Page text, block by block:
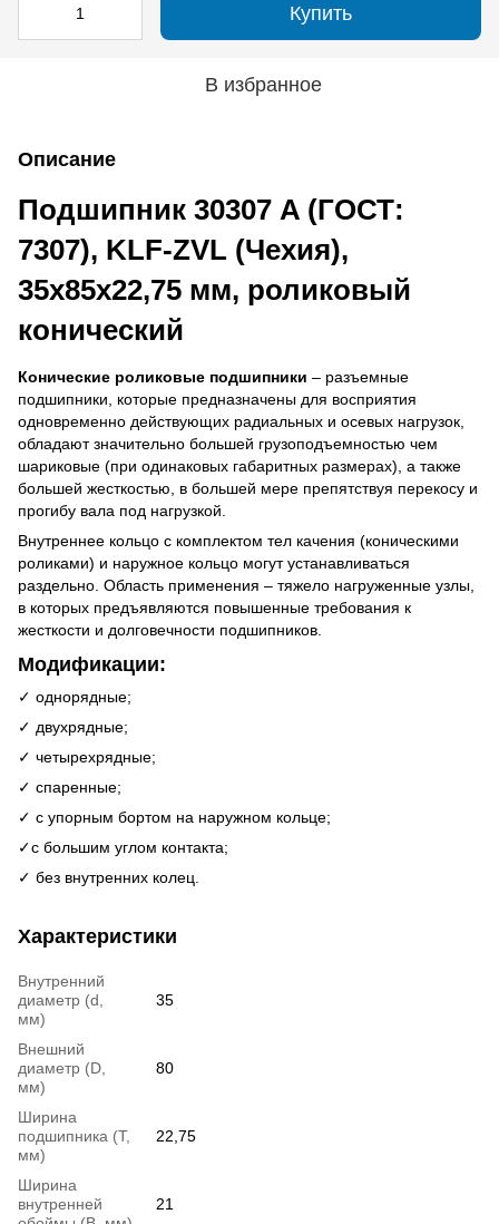
Купить
В избранное
Описание
Подшипник 30307 A (ГОСТ:
7307), KLF-ZVL (Чехия),
35x85x22,75 мм, роликовый
конический
Конические роликовые подшипники – разъемные
подшипники, которые предназначены для восприятия
одновременно действующих радиальных и осевых нагрузок,
обладают значительно большей грузоподъемностью чем
шариковые (при одинаковых габаритных размерах), а также
большей жесткостью, в большей мере препятствуя перекосу и
прогибу вала под нагрузкой.
Внутреннее кольцо с комплектом тел качения (коническими
роликами) и наружное кольцо могут устанавливаться
раздельно. Область применения – тяжело нагруженные узлы,
в которых предъявляются повышенные требования к
жесткости и долговечности подшипников.
Модификации:
✓ однорядные;
✓ двухрядные;
✓ четырехрядные;
✓ спаренные;
✓ с упорным бортом на наружном кольце;
✓c большим углом контакта;
✓ без внутренних колец.
Характеристики
Внутренний
диаметр (d,
мм)
35
Внешний
диаметр (D,
мм)
80
Ширина
подшипника (T,
мм)
22,75
Ширина
внутренней
21